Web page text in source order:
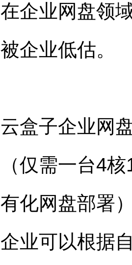
在企业网盘领
被企业低估。
云盒子企业网
（仅需一台4
有化网盘部署
企业可以根据